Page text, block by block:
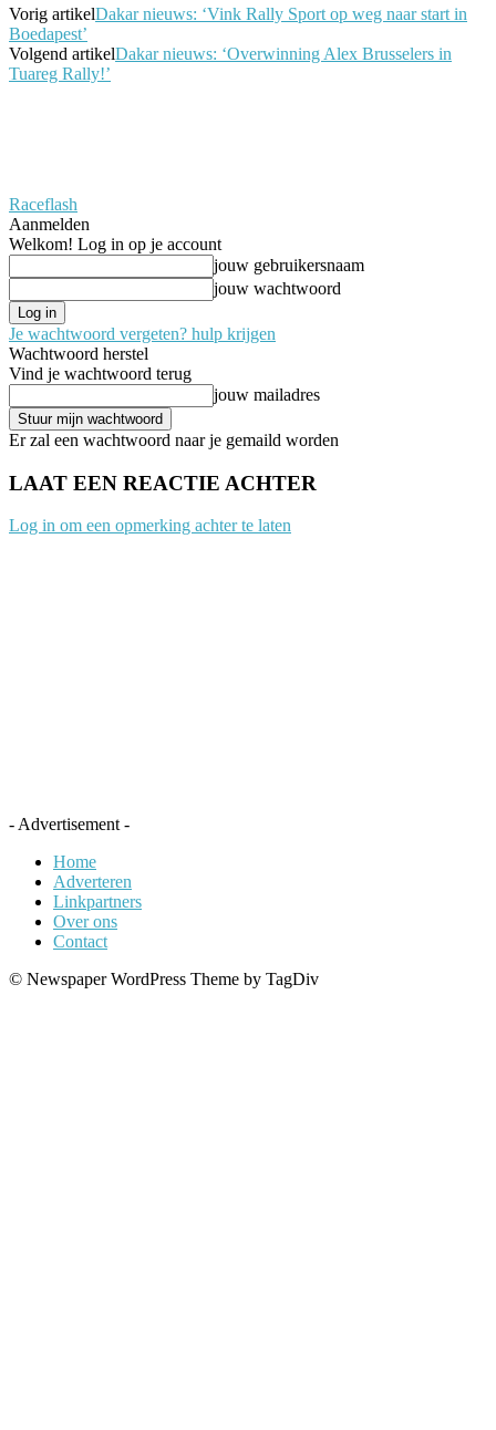
Vorig artikelDakar nieuws: ‘Vink Rally Sport op weg naar start in
Boedapest’
Volgend artikelDakar nieuws: ‘Overwinning Alex Brusselers in
Tuareg Rally!’
Raceflash
Aanmelden
Welkom! Log in op je account
jouw gebruikersnaam
jouw wachtwoord
Je wachtwoord vergeten? hulp krijgen
Wachtwoord herstel
Vind je wachtwoord terug
jouw mailadres
Er zal een wachtwoord naar je gemaild worden
LAAT EEN REACTIE ACHTER
Log in om een opmerking achter te laten
- Advertisement -
Home
Adverteren
Linkpartners
Over ons
Contact
© Newspaper WordPress Theme by TagDiv